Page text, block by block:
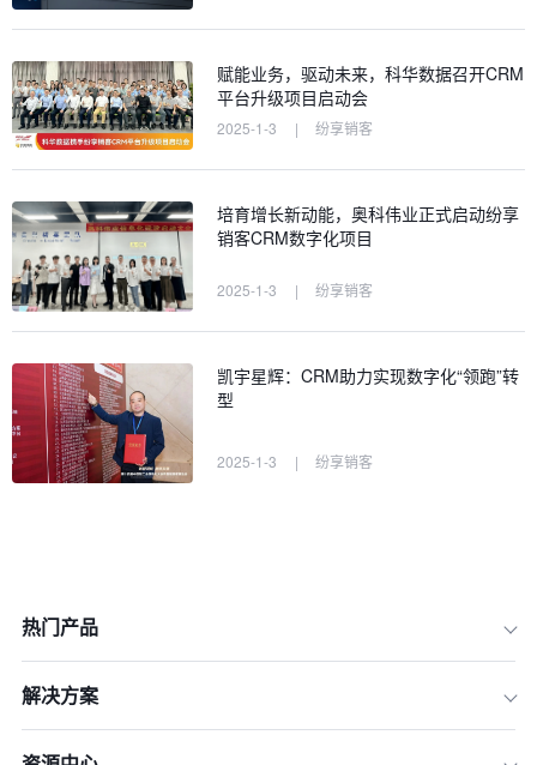
赋能业务，驱动未来，科华数据召开CRM
平台升级项目启动会
2025-1-3 | 纷享销客
培育增长新动能，奥科伟业正式启动纷享
销客CRM数字化项目
2025-1-3 | 纷享销客
凯宇星辉：CRM助力实现数字化“领跑”转
型
2025-1-3 | 纷享销客
热门产品
解决方案